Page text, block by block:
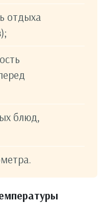
отдыха
блюд,